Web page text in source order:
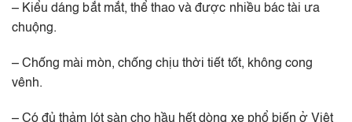
– Kiểu dáng bắt mắt, thể thao và được nhiều bác tài ưa
chuộng.
– Chống mài mòn, chống chịu thời tiết tốt, không cong
vênh.
– Có đủ thảm lót sàn cho hầu hết dòng xe phổ biến ở Việt